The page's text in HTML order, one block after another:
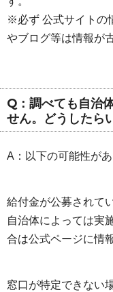
※必ず 公式サイトの
やブログ等は情報が
Q：調べても自治
せん。どうしたら
A：以下の可能性があ
給付金が公募されて
自治体によっては実
合は公式ページに情
窓口が特定できない